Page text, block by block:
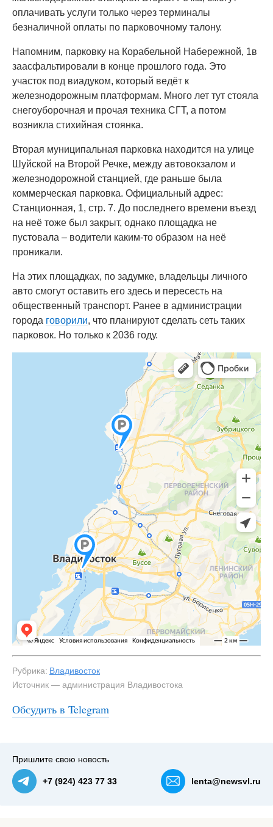
оплачивать услуги только через терминалы
безналичной оплаты по парковочному талону.
Напомним, парковку на Корабельной Набережной, 1в
заасфальтировали в конце прошлого года. Это
участок под виадуком, который ведёт к
железнодорожным платформам. Много лет тут стояла
снегоуборочная и прочая техника СГТ, а потом
возникла стихийная стоянка.
Вторая муниципальная парковка находится на улице
Шуйской на Второй Речке, между автовокзалом и
железнодорожной станцией, где раньше была
коммерческая парковка. Официальный адрес:
Станционная, 1, стр. 7. До последнего времени въезд
на неё тоже был закрыт, однако площадка не
пустовала – водители каким-то образом на неё
проникали.
На этих площадках, по задумке, владельцы личного
авто смогут оставить его здесь и пересесть на
общественный транспорт. Ранее в администрации
города говорили, что планируют сделать сеть таких
парковок. Но только к 2036 году.
Рубрика: Владивосток
Источник — администрация Владивостока
Обсудить в Telegram
Пришлите свою новость
+7 (924) 423 77 33 lenta@newsvl.ru